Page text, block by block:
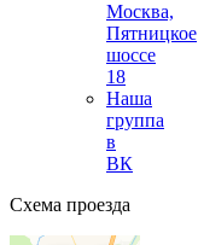
Москва,
Пятницкое
шоссе
18
Наша
группа
в
ВК
Схема проезда